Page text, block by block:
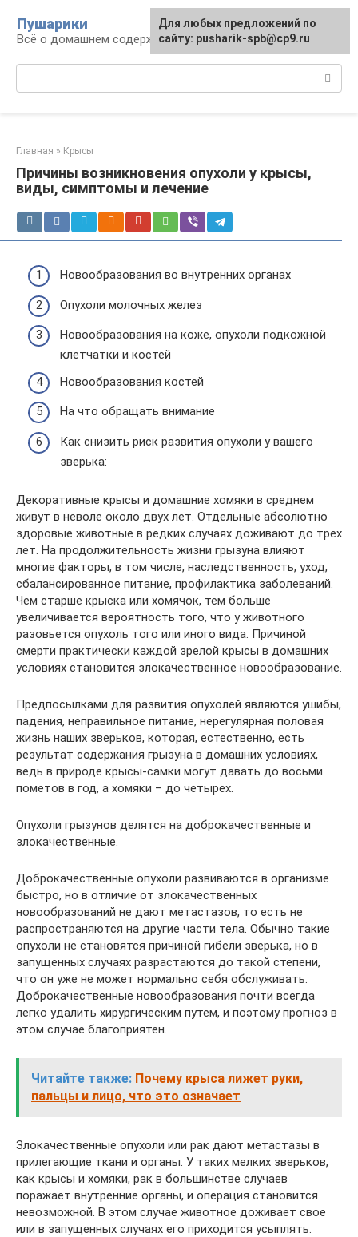
контенту
Пушарики
Всё о домашнем содержании грызунов
Главная » Крысы
Причины возникновения опухоли у крысы,
виды, симптомы и лечение
Новообразования во внутренних органах
Опухоли молочных желез
Новообразования на коже, опухоли подкожной
клетчатки и костей
Новообразования костей
На что обращать внимание
Как снизить риск развития опухоли у вашего
зверька:
Декоративные крысы и домашние хомяки в среднем
живут в неволе около двух лет. Отдельные абсолютно
здоровые животные в редких случаях доживают до трех
лет. На продолжительность жизни грызуна влияют
многие факторы, в том числе, наследственность, уход,
сбалансированное питание, профилактика заболеваний.
Чем старше крыска или хомячок, тем больше
увеличивается вероятность того, что у животного
разовьется опухоль того или иного вида. Причиной
смерти практически каждой зрелой крысы в домашних
условиях становится злокачественное новообразование.
Предпосылками для развития опухолей являются ушибы,
падения, неправильное питание, нерегулярная половая
жизнь наших зверьков, которая, естественно, есть
результат содержания грызуна в домашних условиях,
ведь в природе крысы-самки могут давать до восьми
пометов в год, а хомяки – до четырех.
Опухоли грызунов делятся на доброкачественные и
злокачественные.
Доброкачественные опухоли развиваются в организме
быстро, но в отличие от злокачественных
новообразований не дают метастазов, то есть не
распространяются на другие части тела. Обычно такие
опухоли не становятся причиной гибели зверька, но в
запущенных случаях разрастаются до такой степени,
что он уже не может нормально себя обслуживать.
Доброкачественные новообразования почти всегда
легко удалить хирургическим путем, и поэтому прогноз в
этом случае благоприятен.
Читайте также: Почему крыса лижет руки,
пальцы и лицо, что это означает
Злокачественные опухоли или рак дают метастазы в
прилегающие ткани и органы. У таких мелких зверьков,
как крысы и хомяки, рак в большинстве случаев
поражает внутренние органы, и операция становится
невозможной. В этом случае животное доживает свое
или в запущенных случаях его приходится усыплять.
Для любых предложений по
сайту: pusharik-spb@cp9.ru